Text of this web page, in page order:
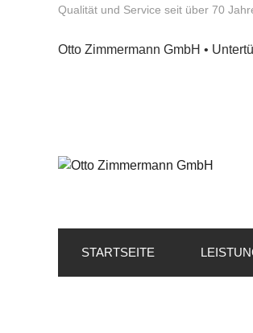
Qualität und Service seit über 70
Otto Zimmermann GmbH •
STARTSEITE